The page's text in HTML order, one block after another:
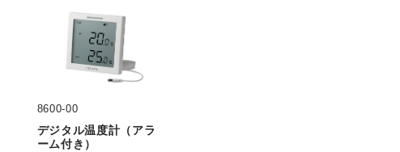
8600-00
デジタル温度計（アラ
ーム付き）